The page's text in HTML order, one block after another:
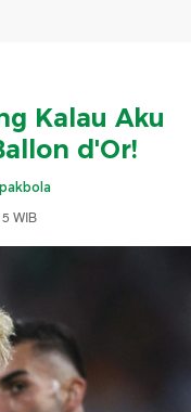
Kalau Aku
d'Or!
WIB